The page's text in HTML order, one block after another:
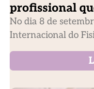
profissional
No dia 8 de
Internacional do